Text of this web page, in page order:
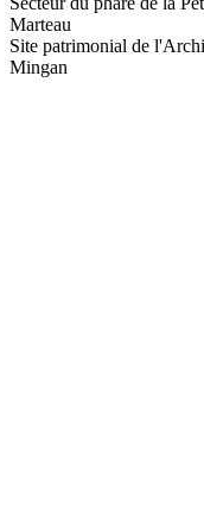
Marteau
Site patrimonial de
Mingan